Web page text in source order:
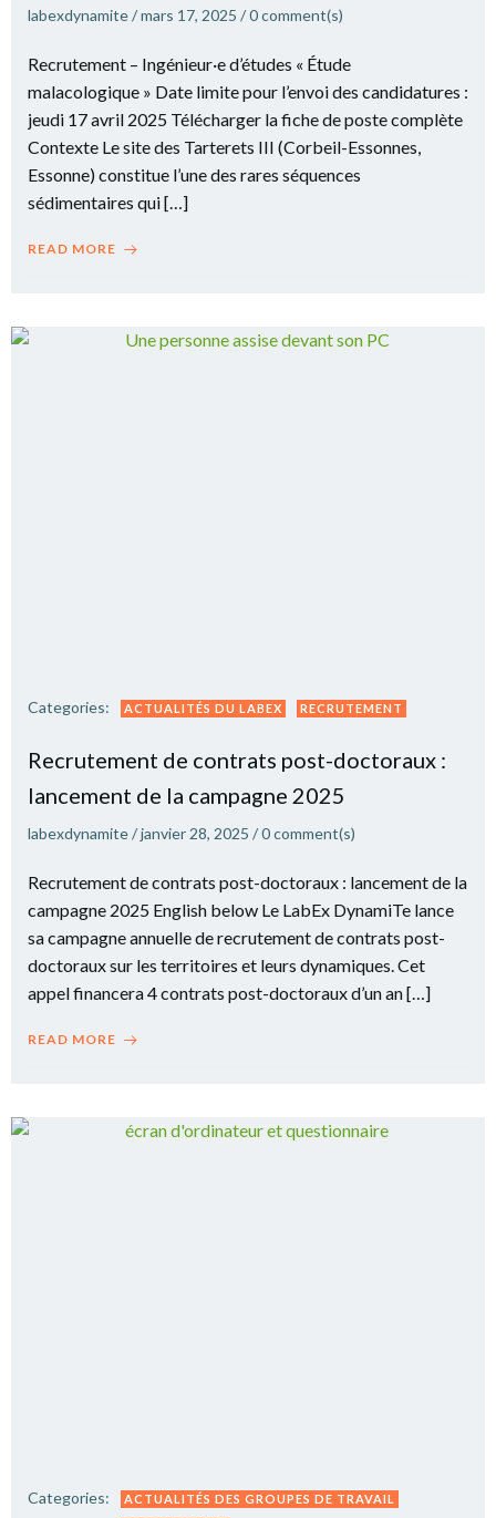
labexdynamite/mars 17, 2025 /0comment(s)
Recrutement – Ingénieur·e d’études « Étude
malacologique » Date limite pour l’envoi des candidatures :
jeudi 17 avril 2025 Télécharger la fiche de poste complète
Contexte Le site des Tarterets III (Corbeil-Essonnes,
Essonne) constitue l’une des rares séquences
sédimentaires qui […]
READ MORE
Categories: ACTUALITÉS DU LABEX RECRUTEMENT
Recrutement de contrats post-doctoraux :
lancement de la campagne 2025
labexdynamite/janvier 28, 2025 /0comment(s)
Recrutement de contrats post-doctoraux : lancement de la
campagne 2025 English below Le LabEx DynamiTe lance
sa campagne annuelle de recrutement de contrats post-
doctoraux sur les territoires et leurs dynamiques. Cet
appel financera 4 contrats post-doctoraux d’un an […]
READ MORE
Categories:
ACTUALITÉS DES GROUPES DE TRAVAIL